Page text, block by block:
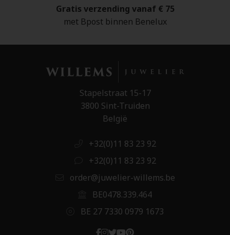
Gratis verzending vanaf € 75
met Bpost binnen Benelux
Stapelstraat 15-17
3800 Sint-Truiden
België
+32(0)11 83 23 92
+32(0)11 83 23 92
order@juwelier-willems.be
BE0478.339.464
BE 27 7330 0979 1673